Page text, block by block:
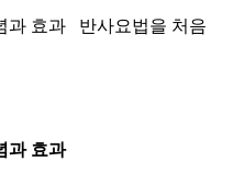
효과 ​ ​ 반사요법을 처음
효과